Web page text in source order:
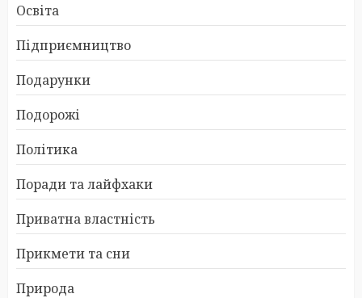
Освіта
Підприємництво
Подарунки
Подорожі
Політика
Поради та лайфхаки
Приватна властність
Прикмети та сни
Природа